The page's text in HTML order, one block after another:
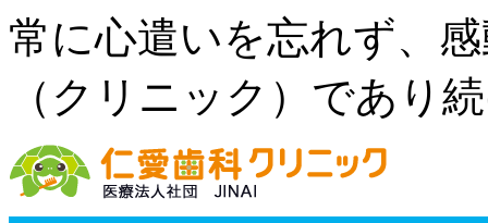
常に心遣いを忘れず、
（クリニック）であり